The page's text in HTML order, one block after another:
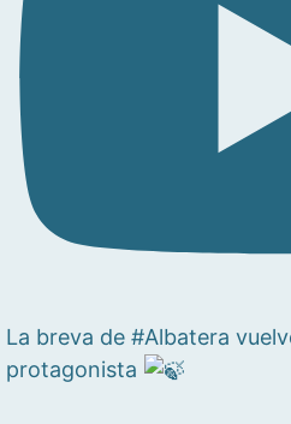
La breva de #Albatera
protagonista